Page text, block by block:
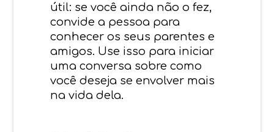
útil: se você ainda não o fez,
convide a pessoa para
conhecer os seus parentes e
amigos. Use isso para iniciar
uma conversa sobre como
você deseja se envolver mais
na vida dela.